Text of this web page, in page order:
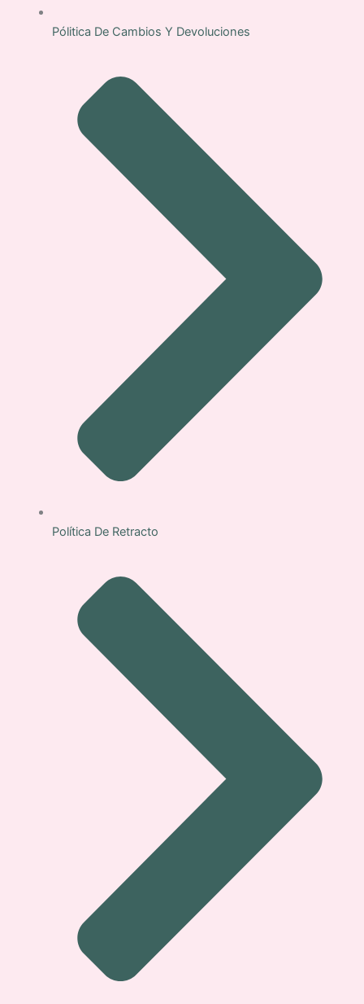
Pólitica De Cambios Y Devoluciones
Política De Retracto